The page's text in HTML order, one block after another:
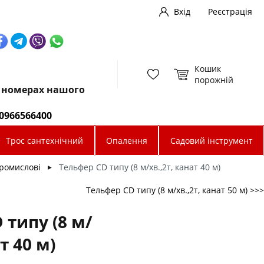
Вхід Реєстрація
номерах нашого
Кошик
порожній
Трос сантехнічний Опалення Садовий інструмент
► Тельфер CD типу (8 м/хв.,2т, канат 40 м)
Тельфер CD типу (8 м/хв.,2т, канат 50 м) >>>
типу (8 м/
40 м)